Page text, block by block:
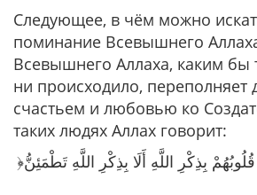
Следующее, в чём можно
поминание Всевышнего
Всевышнего Аллаха, каким бы
ни происходило, переполняет
счастьем и любовью ко
таких людях Аллах говорит:
﴿الَّذِينَ آمَنُوا وَتَطْمَئِنُّ قُلُوبُهُمْ بِذِكْرِ اللَّهِ أَلَا بِذِكْرِ اللَّهِ تَطْمَئِنُّ